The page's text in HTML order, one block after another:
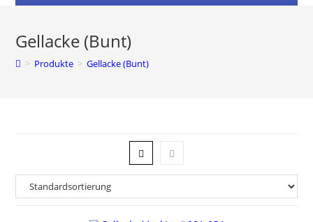
Gellacke (Bunt)
> Produkte > Gellacke (Bunt)